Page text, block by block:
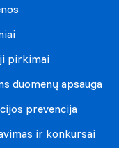
pirkimai
duomenų apsauga
prevencija
ir konkursai